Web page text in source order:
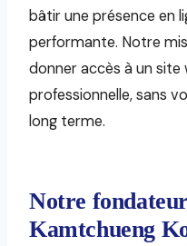
bâtir une présence en
performante. Notre
donner accès à un site
professionnelle, sans
long terme.
Notre
Kamtchueng